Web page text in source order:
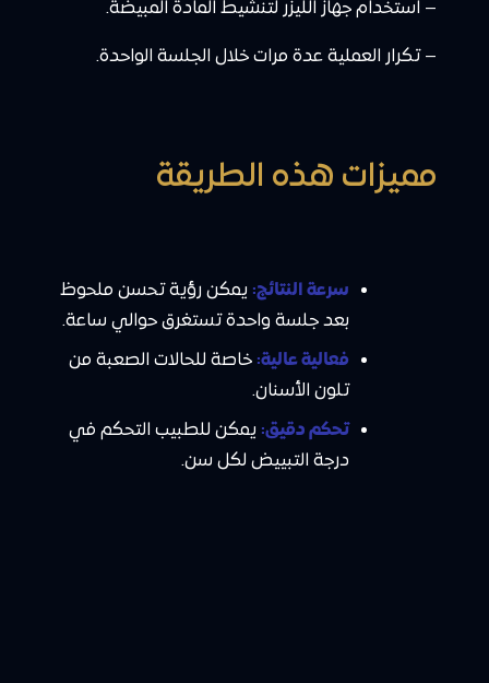
– استخدام جهاز الليزر لتنشيط المادة المبيضة.
– تكرار العملية عدة مرات خلال الجلسة الواحدة.
مميزات هذه الطريقة
سرعة النتائج: يمكن رؤية تحسن ملحوظ
بعد جلسة واحدة تستغرق حوالي ساعة.
فعالية عالية: خاصة للحالات الصعبة من
تلون الأسنان.
تحكم دقيق: يمكن للطبيب التحكم في
درجة التبييض لكل سن.